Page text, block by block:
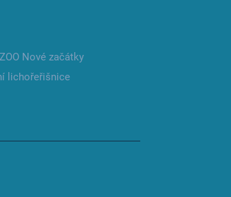
ZOO Nové začátky
lichořeřišnice